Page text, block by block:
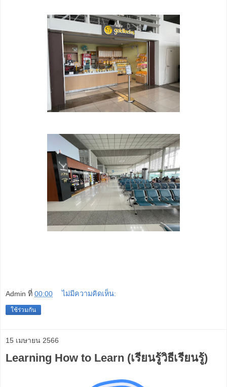
Admin ที่ 00:00 ไม่มีความคิดเห็น:
ใช้ร่วมกัน
15 เมษายน 2566
Learning How to Learn (เรียนรู้วิธีเรียนรู้)